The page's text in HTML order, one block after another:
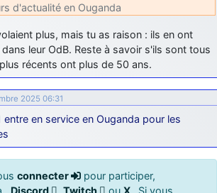
d'actualité en Ouganda
plus, mais tu as raison : ils en ont
leur OdB. Reste à savoir s'ils sont tous
récents ont plus de 50 ans.
2025 06:31
entre en service en Ouganda pour les
connecter
pour participer,
Discord Twitch ou X . Si vous